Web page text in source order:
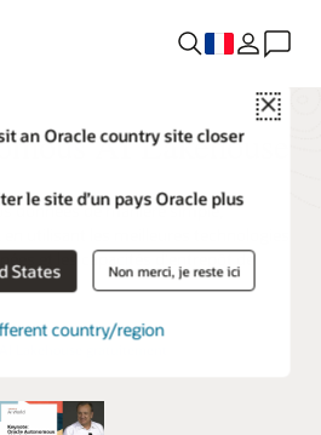
Close
an Oracle country site closer
le site d’un pays Oracle plus
States Non merci, je reste ici
country/region
AI Lakehouse
données de manière simple,
utilisant les meilleures technologies
et les capacités d'entrepôt de